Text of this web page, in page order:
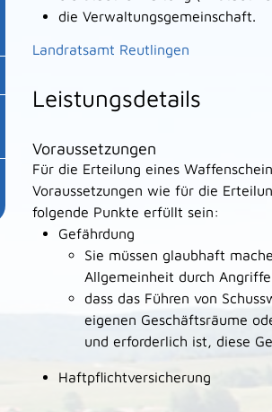
die Verwaltungsgemeinschaft.
Landratsamt Reutlingen
Leistungsdetails
Voraussetzungen
Für die Erteilung eines
Voraussetzungen wie für die
folgende Punkte erfüllt sein:
Gefährdung
Sie müssen glaubhaft
Allgemeinheit durch
dass das Führen von
eigenen Geschäftsräume
und erforderlich ist, diese
Haftpflichtversicherung